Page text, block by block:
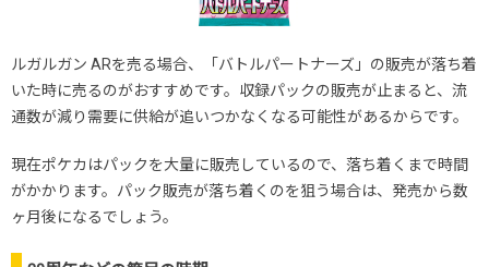
ルガルガン ARを売る場合、「バトルパートナーズ」の販売が落ち着
いた時に売るのがおすすめです。収録パックの販売が止まると、流
通数が減り需要に供給が追いつかなくなる可能性があるからです。
現在ポケカはパックを大量に販売しているので、落ち着くまで時間
がかかります。パック販売が落ち着くのを狙う場合は、発売から数
ヶ月後になるでしょう。